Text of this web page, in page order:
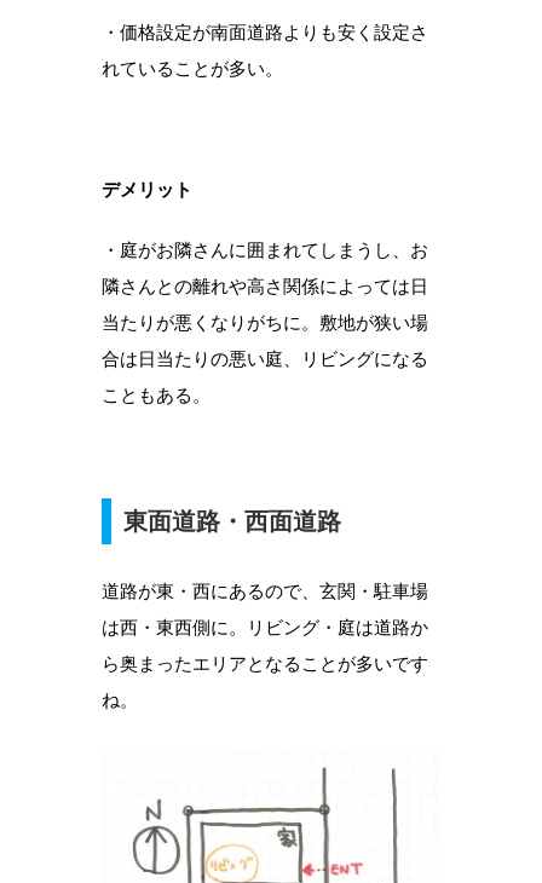
・価格設定が南面道路よりも安く設定さ
れていることが多い。
デメリット
・庭がお隣さんに囲まれてしまうし、お
隣さんとの離れや高さ関係によっては日
当たりが悪くなりがちに。敷地が狭い場
合は日当たりの悪い庭、リビングになる
こともある。
東面道路・西面道路
道路が東・西にあるので、玄関・駐車場
は西・東西側に。リビング・庭は道路か
ら奥まったエリアとなることが多いです
ね。